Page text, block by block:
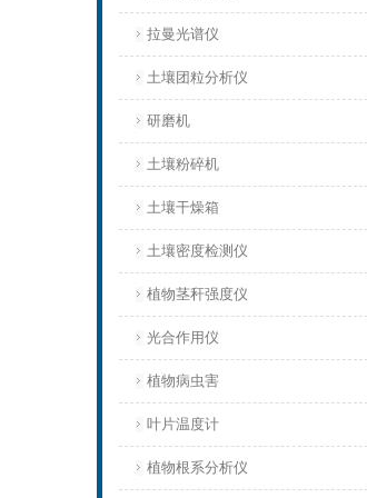
拉曼光谱仪
土壤团粒分析仪
研磨机
土壤粉碎机
土壤干燥箱
土壤密度检测仪
植物茎秆强度仪
光合作用仪
植物病虫害
叶片温度计
植物根系分析仪